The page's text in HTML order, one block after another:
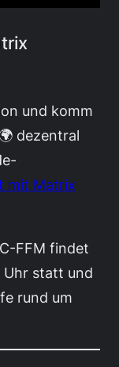
und komm
dezentral
mit Matrix
FFM findet
Uhr statt und
rund um